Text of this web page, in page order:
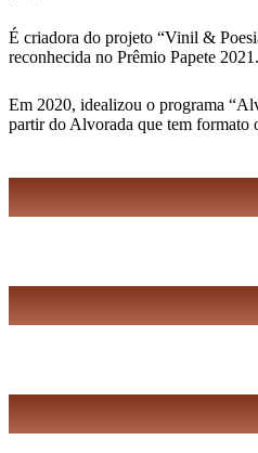
É criadora do projeto “Vinil &
reconhecida no Prêmio Papete 2021.
Em 2020, idealizou o programa
partir do Alvorada que tem formato